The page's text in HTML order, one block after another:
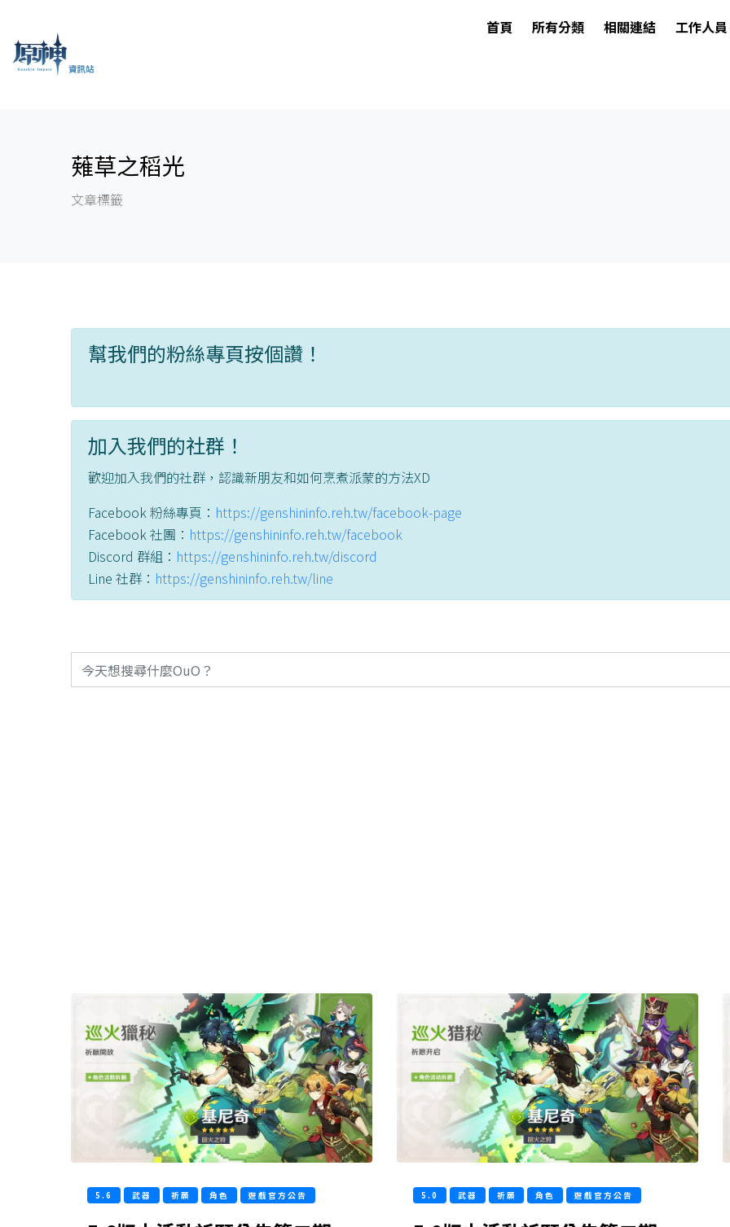
首頁 所有分類 相關連結 工作人員
薙草之稻光
文章標籤
幫我們的粉絲專頁按個讚！
加入我們的社群！
歡迎加入我們的社群，認識新朋友和如何烹煮派蒙的方法XD
Facebook 粉絲專頁： https://genshininfo.reh.tw/facebook-page
Facebook 社團： https://genshininfo.reh.tw/facebook
Discord 群組： https://genshininfo.reh.tw/discord
Line 社群： https://genshininfo.reh.tw/line
5.6 武器 祈願 角色 遊戲官方公告 5.0 武器 祈願 角色 遊戲官方公告